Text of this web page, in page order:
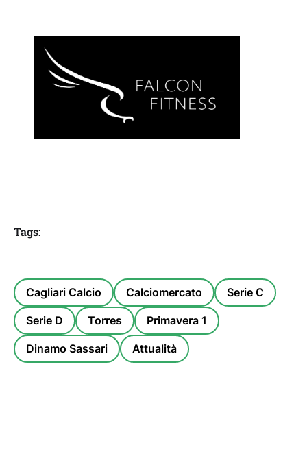
Tags:
Cagliari Calcio Calciomercato Serie C
Serie D Torres Primavera 1
Dinamo Sassari Attualità